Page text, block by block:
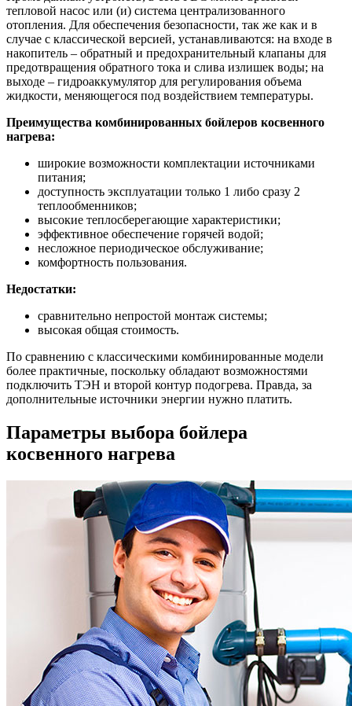
тепловой насос или (и) система централизованного
отопления. Для обеспечения безопасности, так же как и в
случае с классической версией, устанавливаются: на входе в
накопитель – обратный и предохранительный клапаны для
предотвращения обратного тока и слива излишек воды; на
выходе – гидроаккумулятор для регулирования объема
жидкости, меняющегося под воздействием температуры.
Преимущества комбинированных бойлеров косвенного
нагрева:
широкие возможности комплектации источниками
питания;
доступность эксплуатации только 1 либо сразу 2
теплообменников;
высокие теплосберегающие характеристики;
эффективное обеспечение горячей водой;
несложное периодическое обслуживание;
комфортность пользования.
Недостатки:
сравнительно непростой монтаж системы;
высокая общая стоимость.
По сравнению с классическими комбинированные модели
более практичные, поскольку обладают возможностями
подключить ТЭН и второй контур подогрева. Правда, за
дополнительные источники энергии нужно платить.
Параметры выбора бойлера
косвенного нагрева